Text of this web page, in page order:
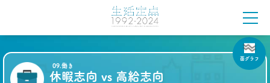
–日経クロストレンド 連載㉖–
生活総研 上席研究員
酒井 崇匡
09.働き
休暇志向 vs 高給志向
面グラフ